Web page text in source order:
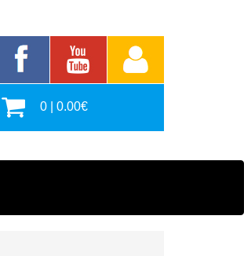
0 | 0.00€